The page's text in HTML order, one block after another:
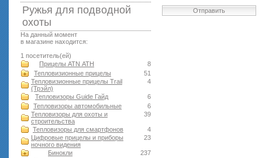
Ружья для подводной
оxоты
На данный момент
в магазине находится:
1 посетитель(ей)
8
Прицелы ATN АТН
51
Тепловизионные прицелы
4
Тепловизионные прицелы Trail
(Трэйл)
6
Тепловизоры Guide Гайд
6
Тепловизоры автомобильные
39
Тепловизоры для охоты и
строительства
4
Тепловизоры для смартфонов
23
Цифровые прицелы и приборы
ночного видения
237
Бинокли
Отправить